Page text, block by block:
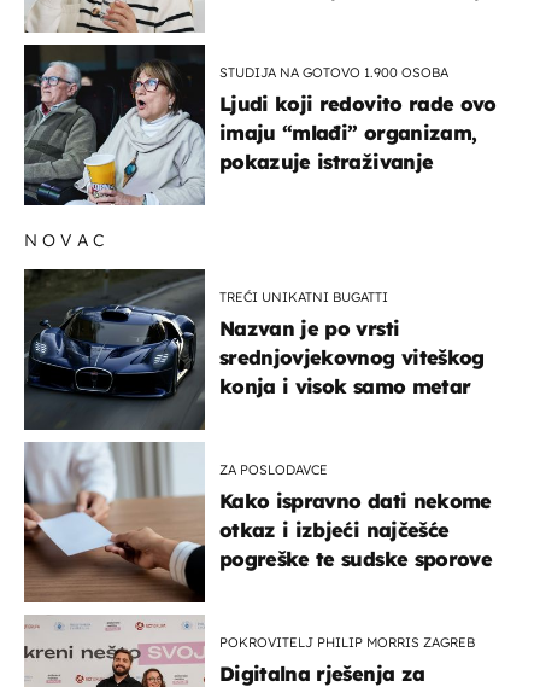
STUDIJA NA GOTOVO 1.900 OSOBA
Ljudi koji redovito rade ovo
imaju “mlađi” organizam,
pokazuje istraživanje
NOVAC
TREĆI UNIKATNI BUGATTI
Nazvan je po vrsti
srednjovjekovnog viteškog
konja i visok samo metar
ZA POSLODAVCE
Kako ispravno dati nekome
otkaz i izbjeći najčešće
pogreške te sudske sporove
POKROVITELJ PHILIP MORRIS ZAGREB
Digitalna rješenja za